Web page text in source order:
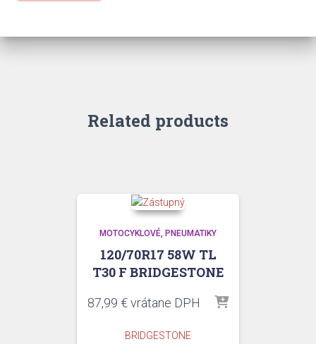
Related products
MOTOCYKLOVÉ PNEUMATIKY
120/70R17 58W TL
T30 F BRIDGESTONE
87,99 €vrátane DPH
BRIDGESTONE